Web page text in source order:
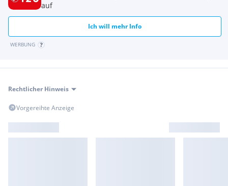
auf
Ich will mehr Info
WERBUNG
Rechtlicher Hinweis
Vorgereihte Anzeige